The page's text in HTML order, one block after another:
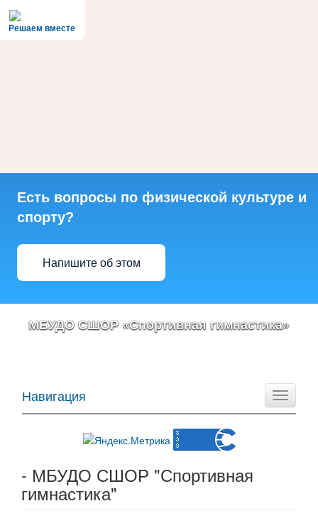
Решаем вместе
Есть вопросы по физической культуре и
спорту?
Напишите об этом
МБУДО СШОР «Спортивная гимнастика»
Toggle
Навигация
- МБУДО СШОР "Спортивная
гимнастика"